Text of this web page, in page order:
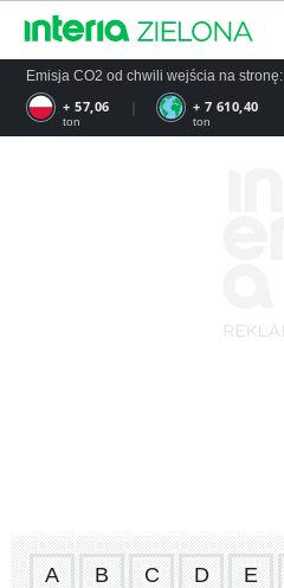
Emisja CO2 od chwili wejścia na stronę:
+ 57,06
ton
+ 7 610,40
ton
A B C D E